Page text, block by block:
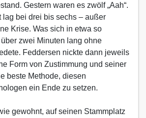
Gestern waren es zwölf „Aah“.
lag bei drei bis sechs – außer
Krise. Was sich in etwa so
zwei Minuten lang ohne
Feddersen nickte dann jeweils
Form von Zustimmung und seiner
beste Methode, diesen
ein Ende zu setzen.
gewohnt, auf seinen Stammplatz